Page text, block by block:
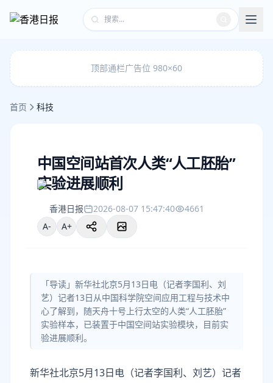
顶部通栏广告位 980×60
首页 科技
中国空间站首次人类“人工胚胎”
实验进展顺利
香港日报 2026-08-07 15:47:40
4661
A-
A+
「导读」新华社北京5月13日电（记者李国利、刘
艺）记者13日从中国科学院空间应用工程与技术中
心了解到，随天舟十号上行太空的人类“人工胚胎”
实验样本，已装置于中国空间站实验模块，目前实
验进展顺利。
新华社北京5月13日电（记者李国利、刘艺）记者